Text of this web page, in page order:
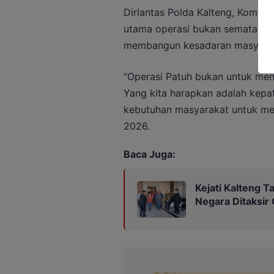
Dirlantas Polda Kalteng,
utama operasi bukan semata-
membangun kesadaran
“Operasi Patuh bukan untuk
Yang kita harapkan adalah
kebutuhan masyarakat untuk
2026.
Baca Juga:
Kejati Kalteng
Negara Ditaksir